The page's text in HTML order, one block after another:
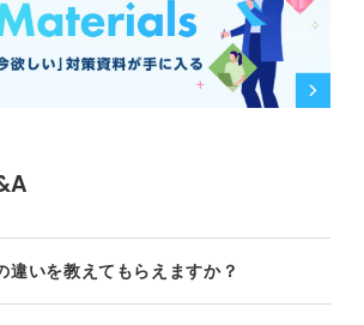
違いを教えてもらえますか？